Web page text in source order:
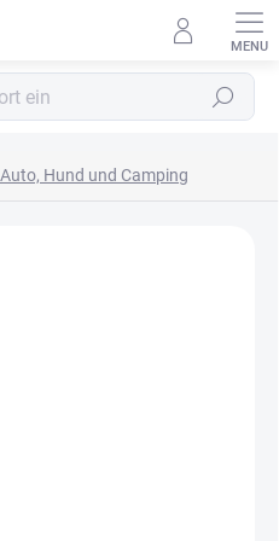
Suchen
Hund und Camping